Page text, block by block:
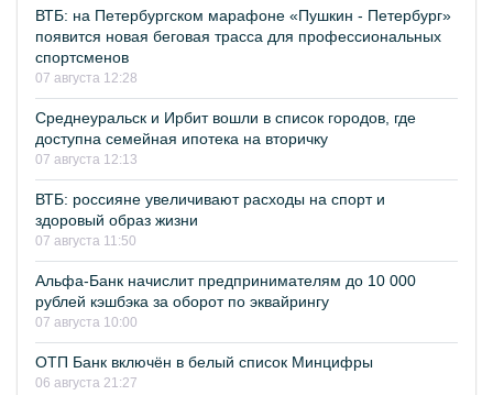
ВТБ: на Петербургском марафоне «Пушкин - Петербург»
появится новая беговая трасса для профессиональных
спортсменов
07 августа 12:28
Среднеуральск и Ирбит вошли в список городов, где
доступна семейная ипотека на вторичку
07 августа 12:13
ВТБ: россияне увеличивают расходы на спорт и
здоровый образ жизни
07 августа 11:50
Альфа-Банк начислит предпринимателям до 10 000
рублей кэшбэка за оборот по эквайрингу
07 августа 10:00
ОТП Банк включён в белый список Минцифры
06 августа 21:27